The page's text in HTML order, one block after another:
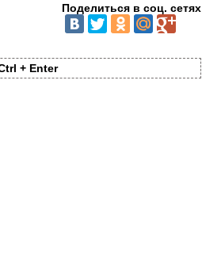
Поделиться в соц. сетях
+ Enter